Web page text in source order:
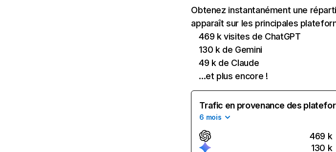
Obtenez instantanément une
apparaît sur les principales
469 k visites de ChatGPT
130 k de Gemini
49 k de Claude
...et plus encore !
Trafic en provenance des
6 mois
469 k
130 k